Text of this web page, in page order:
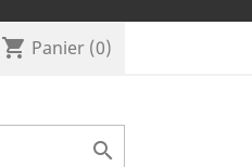
shopping_cart Panier (0)
